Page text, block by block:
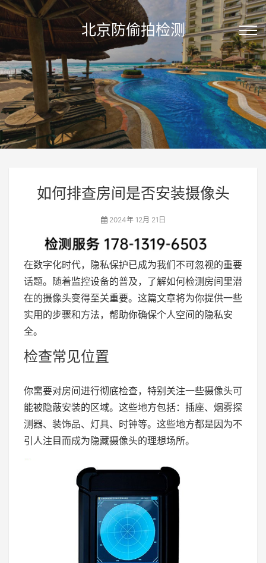
北京防偷拍检测
如何排查房间是否安装摄像头
2024年 12月 21日
在数字化时代，隐私保护已成为我们不可忽视的重要
话题。随着监控设备的普及，了解如何检测房间里潜
在的摄像头变得至关重要。这篇文章将为你提供一些
实用的步骤和方法，帮助你确保个人空间的隐私安
全。
检查常见位置
你需要对房间进行彻底检查，特别关注一些摄像头可
能被隐蔽安装的区域。这些地方包括：插座、烟雾探
测器、装饰品、灯具、时钟等。这些地方都是因为不
引人注目而成为隐藏摄像头的理想场所。